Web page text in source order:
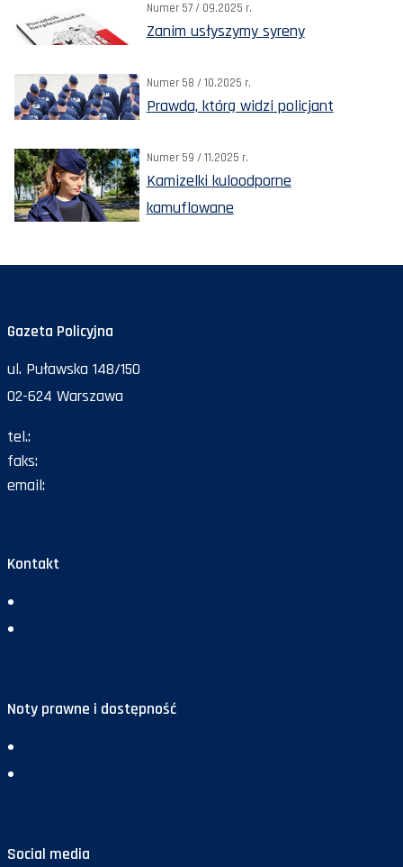
Numer 57 / 09.2025 r.
Zanim usłyszymy syreny
Numer 58 / 10.2025 r.
Prawda, którą widzi policjant
Numer 59 / 11.2025 r.
Kamizelki kuloodporne
kamuflowane
Gazeta Policyjna
ul. Puławska 148/150
02-624 Warszawa
tel.:
faks:
email:
Kontakt
Noty prawne i dostępność
Social media